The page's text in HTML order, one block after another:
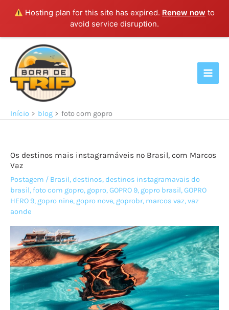
Hosting plan for this site has expired. Renew now to
avoid service disruption.
conteúdo
Início blog foto com gopro
Os destinos mais instagramáveis no Brasil, com Marcos
Vaz
Postagem / Brasil, destinos, destinos instagramavais do
brasil,foto com gopro, gopro,GOPRO 9, gopro brasil,GOPRO
HERO 9, gopro nine, gopro nove, goprobr, marcos vaz,vaz
aonde